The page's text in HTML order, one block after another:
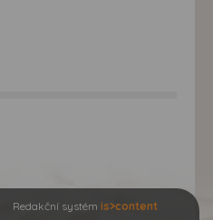
Redakční systém is>content